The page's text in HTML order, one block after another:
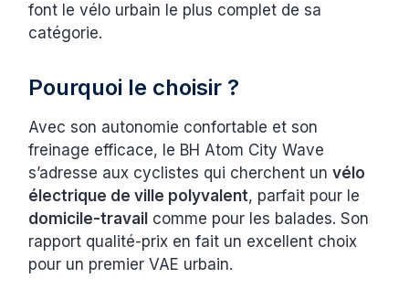
font le vélo urbain le plus complet de sa
catégorie.
Pourquoi le choisir ?
Avec son autonomie confortable et son
freinage efficace, le BH Atom City Wave
s’adresse aux cyclistes qui cherchent unvélo
électrique de ville polyvalent, parfait pour le
domicile-travail comme pour les balades. Son
rapport qualité-prix en fait un excellent choix
pour un premier VAE urbain.